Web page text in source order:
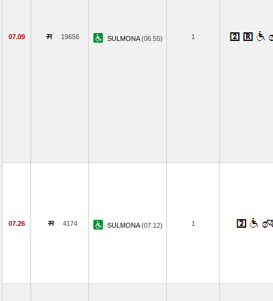
07.09 19656 SULMONA(06.55) 1
07.26 4174 SULMONA(07.12) 1